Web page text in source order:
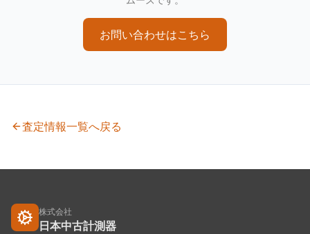
お問い合わせはこちら
査定情報一覧へ戻る
株式会社
日本中古計測器